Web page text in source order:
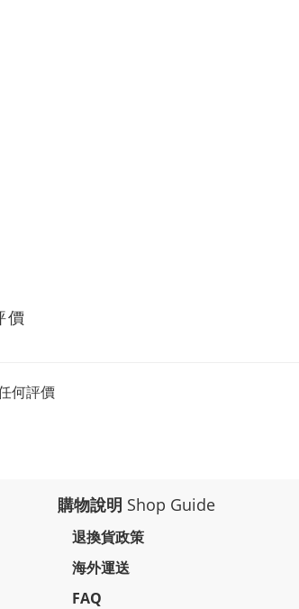
價
何評價
購物說明 Shop Guide
退換貨政策
海外運送
FAQ